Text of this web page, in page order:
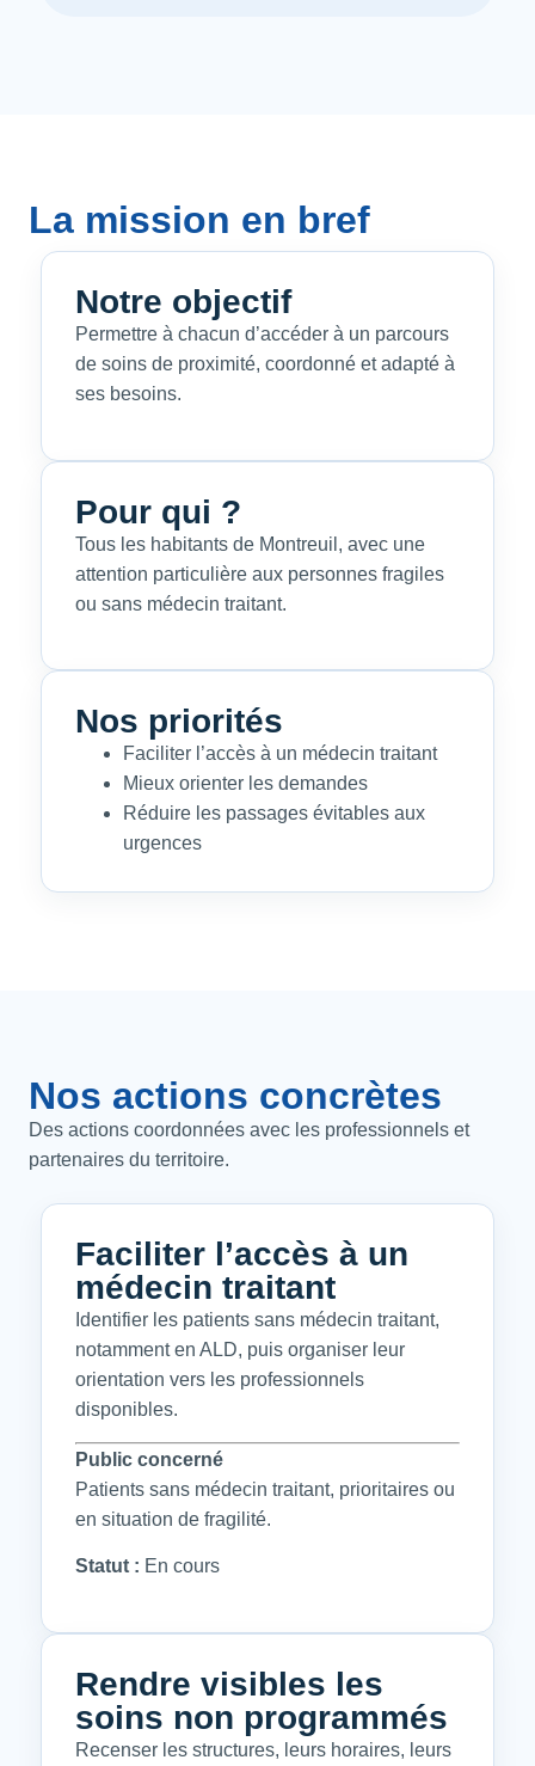
La mission en bref
Notre objectif
Permettre à chacun d’accéder à un parcours
de soins de proximité, coordonné et adapté à
ses besoins.
Pour qui ?
Tous les habitants de Montreuil, avec une
attention particulière aux personnes fragiles
ou sans médecin traitant.
Nos priorités
Faciliter l’accès à un médecin traitant
Mieux orienter les demandes
Réduire les passages évitables aux
urgences
Nos actions concrètes
Des actions coordonnées avec les professionnels et
partenaires du territoire.
Faciliter l’accès à un
médecin traitant
Identifier les patients sans médecin traitant,
notamment en ALD, puis organiser leur
orientation vers les professionnels
disponibles.
Public concerné
Patients sans médecin traitant, prioritaires ou
en situation de fragilité.
Statut : En cours
Rendre visibles les
soins non programmés
Recenser les structures, leurs horaires, leurs